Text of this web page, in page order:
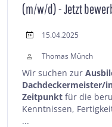
(m/w/d) - Jetzt
15.04.2025
Thomas Münch
Wir suchen zur
Dachdeckermeister/
Zeitpunkt für die
Kenntnissen,
...